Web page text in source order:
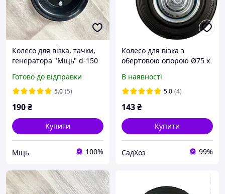
Колесо для візка, тачки,
генератора "Міць" d-150
Готово до відправки
5.0 (5)
190₴
Купити
Міць 100%
Колесо для візка з
обертовою опорою Ø75 x
(87311)
В наявності
5.0 (4)
143₴
Купити
СадХоз 99%